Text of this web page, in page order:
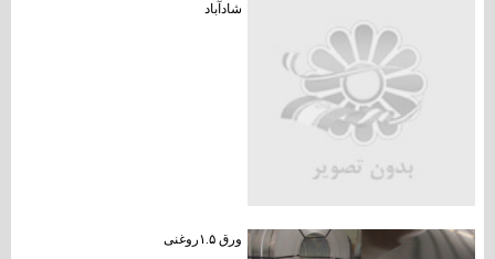
شادآباد
ورق ۱.۵روغنی